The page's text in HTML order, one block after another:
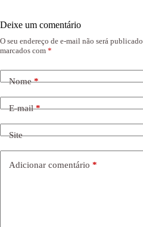
Deixe um comentário
O seu endereço de e-mail não será publicado.
marcados com *
Nome*
E-mail*
Site
Adicionar comentário *